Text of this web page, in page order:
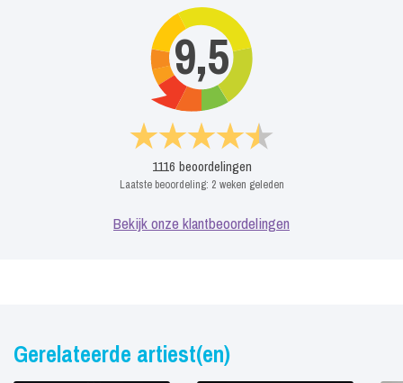
9,5
1116 beoordelingen
Laatste beoordeling: 2 weken geleden
Bekijk onze klantbeoordelingen
Gerelateerde artiest(en)